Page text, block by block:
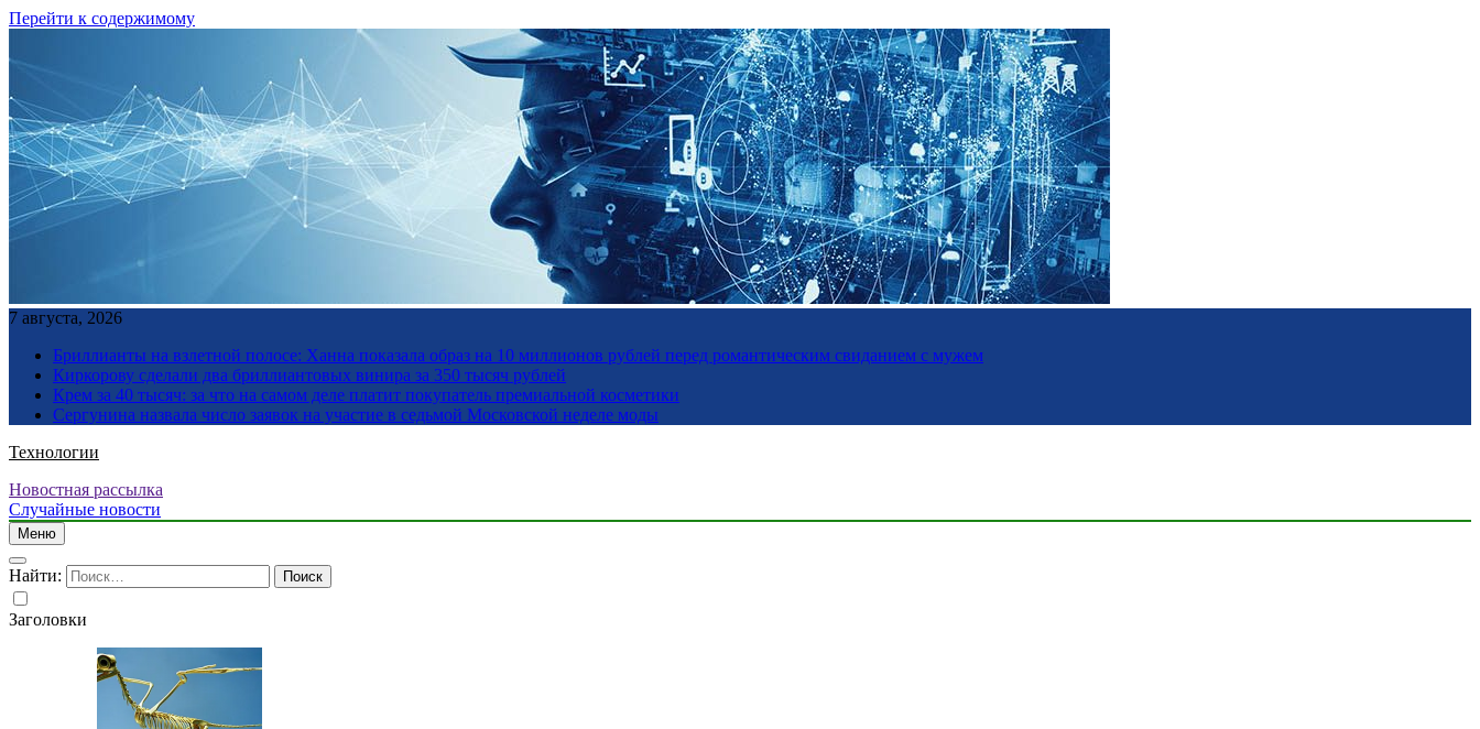
Перейти к содержимому
7 августа, 2026
Бриллианты на взлетной полосе: Ханна показала образ на 10 миллионов рублей перед романтическим свиданием с мужем
Киркорову сделали два бриллиантовых винира за 350 тысяч рублей
Крем за 40 тысяч: за что на самом деле платит покупатель премиальной косметики
Сергунина назвала число заявок на участие в седьмой Московской неделе моды
Технологии
Новостная рассылка
Случайные новости
Меню
Найти:
Заголовки